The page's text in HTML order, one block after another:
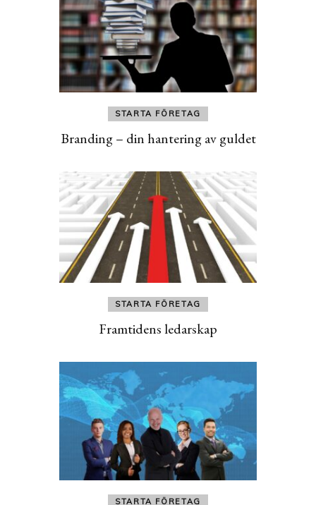
STARTA FÖRETAG
Branding – din hantering av guldet
STARTA FÖRETAG
Framtidens ledarskap
STARTA FÖRETAG